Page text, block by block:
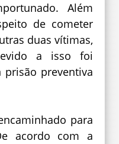
Além
de cometer
duas vítimas,
a isso foi
prisão preventiva
para
acordo com a